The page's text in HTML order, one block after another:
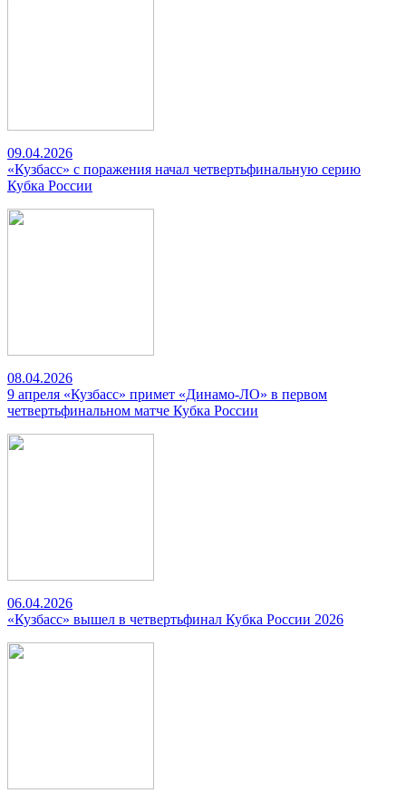
09.04.2026
«Кузбасс» с поражения начал четвертьфинальную серию
Кубка России
08.04.2026
9 апреля «Кузбасс» примет «Динамо-ЛО» в первом
четвертьфинальном матче Кубка России
06.04.2026
«Кузбасс» вышел в четвертьфинал Кубка России 2026